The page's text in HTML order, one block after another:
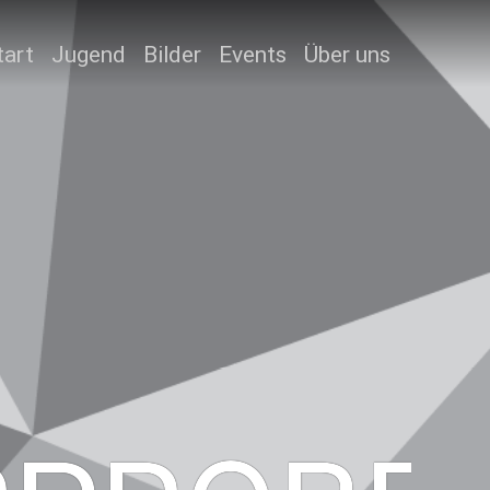
Jugend Bilder Events Über uns